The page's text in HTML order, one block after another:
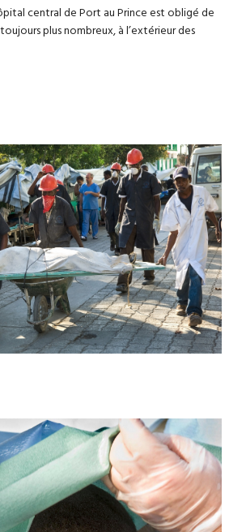
central de Port au Prince est obligé de
plus nombreux, à l’extérieur des